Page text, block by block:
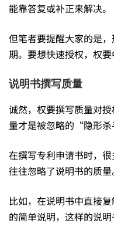
件，
副
作
用
可
能
能靠答复或补正来解决。
但笔者要提醒大家的是
期。要想快速授权，权要
说明书撰写质量
诚然，权要撰写质量对
量才是被忽略的“隐形杀
在撰写专利申请书时，
往往忽略了说明书的质量
比如，在说明书中直接
的简单说明，这样的说